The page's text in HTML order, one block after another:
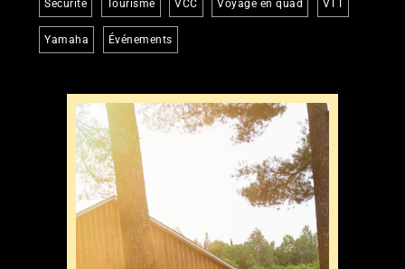
Sécurité Tourisme VCC Voyage en quad VTT
Yamaha Événements